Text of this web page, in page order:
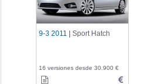
9-3 2011 | Sport Hatch
16 versiones desde 30.900 €